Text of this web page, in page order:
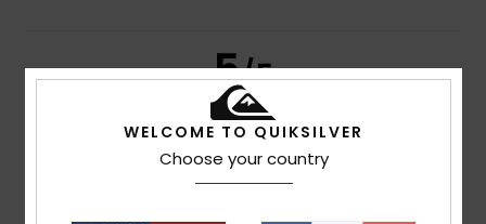
5/5
WELCOME TO QUIKSILVER
Choose your country